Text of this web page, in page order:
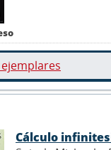
Cálculo